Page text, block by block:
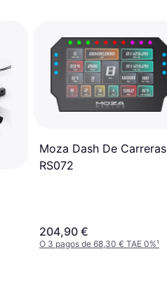
Moza Dash De Carreras
RS072
204,90 €
O 3 pagos de 68,30 € TAE 0%¹